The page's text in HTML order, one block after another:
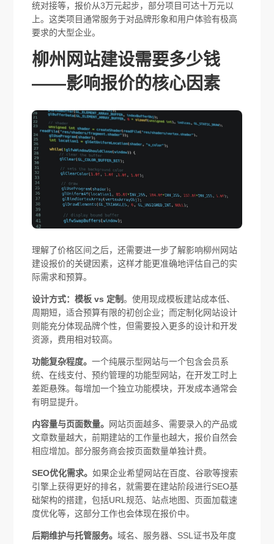
统对接等，报价从3万元起步，部分项目可达十万元以
上。这类项目通常服务于对品牌形象和用户体验有极高
要求的大型企业。
柳州网站建设需要多少钱
——影响报价的核心因素
理解了价格区间之后，还需要进一步了解影响柳州网站
建设报价的关键因素，这样才能更准确地评估自己的实
际需求和预算。
设计方式：模板 vs 定制。使用现成模板建站成本低、
周期短，适合预算有限的初创企业；而定制化网站设计
则能充分体现品牌个性，但需要投入更多的设计和开发
资源，费用相对较高。
功能复杂程度。一个纯展示型网站与一个包含会员系
统、在线支付、预约管理的功能型网站，在开发工时上
差距悬殊。每增加一个独立功能模块，开发成本通常会
有明显提升。
内容量与页面数量。 网站页面越多、需要录入的产品或
文章数量越大，前期建站的工作量也越大，报价自然会
相应增加。部分服务商会按页面数量单独计费。
SEO优化需求。如果企业希望网站在百度、谷歌等搜索
引擎上获得更好的排名，就需要在建站阶段进行SEO基
础架构的搭建，包括URL规范、站点地图、页面加载速
度优化等，这部分工作也会体现在报价中。
后期维护与托管服务。域名、服务器、SSL证书及年度